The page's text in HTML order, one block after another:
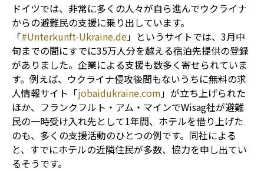
ドイツでは、非常に多くの人々が自ら進んでウクライナ
からの避難民の支援に乗り出しています。
「#Unterkunft-Ukraine.de」というサイトでは、3月中
旬までの間にすでに35万人分を越える宿泊先提供の登録
がありました。企業による支援も数多く寄せられていま
す。例えば、ウクライナ侵攻後間もないうちに無料の求
人情報サイト「jobaidukraine.com 」が立ち上げられた
ほか、フランクフルト・アム・マインでWisag社が避難
民の一時受け入れ先として1年間、ホテルを借り上げた
のも、多くの支援活動のひとつの例です。同社による
と、すでにホテルの近隣住民が多数、協力を申し出てい
るそうです。